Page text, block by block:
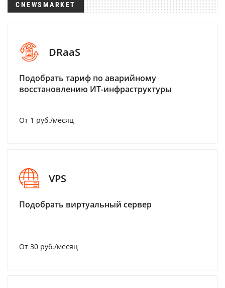
CNEWSMARKET
DRaaS
Подобрать тариф по аварийному
восстановлению ИТ-инфраструктуры
От 1 руб./месяц
VPS
Подобрать виртуальный сервер
От 30 руб./месяц